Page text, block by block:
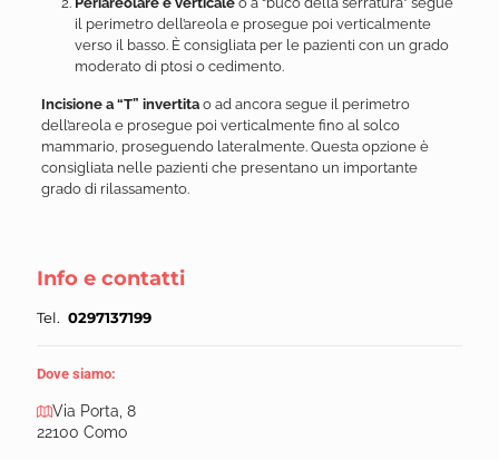
il perimetro dell’areola e prosegue poi verticalmente
verso il basso. È consigliata per le pazienti con un grado
moderato di ptosi o cedimento.
Incisione a “T” invertitao ad ancora segue il perimetro
dell’areola e prosegue poi verticalmente fino al solco
mammario, proseguendo lateralmente. Questa opzione è
consigliata nelle pazienti che presentano un importante
grado di rilassamento.
Info e contatti
Tel. 0297137199
Dove siamo:
Via Porta, 8
22100 Como